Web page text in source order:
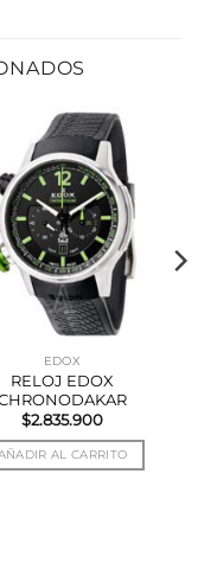
EDOX
RELOJ EDOX
$2.835.900
AL CARRITO